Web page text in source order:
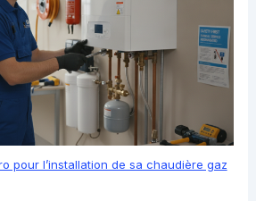
pour l’installation de sa chaudière gaz